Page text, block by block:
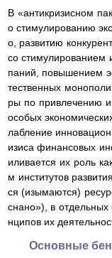
В «антикризисном
о стимулированию
о, развитию
со стимулированием
паний, повышением
тественных
ры по привлечению
особых
лабление
изиса финансовых
иливается их роль
м институтов
ся (изымаются)
снано»), в отдельных
нципов их
Основные